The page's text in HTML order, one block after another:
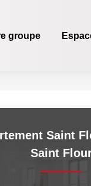
groupe
Saint
Saint